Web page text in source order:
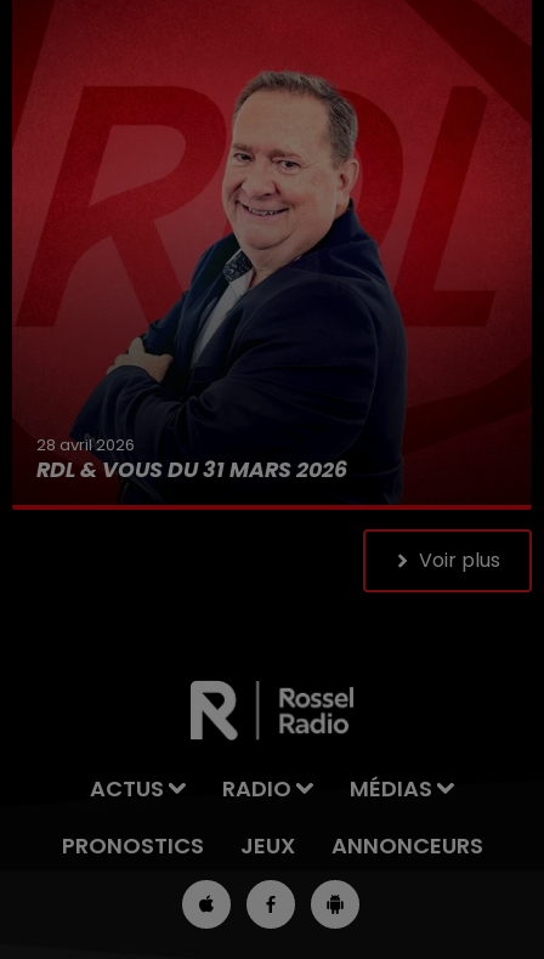
28 avril 2026
RDL & VOUS DU 31 MARS 2026
Voir plus
ACTUS RADIO
MÉDIAS
PRONOSTICS
JEUX ANNONCEURS